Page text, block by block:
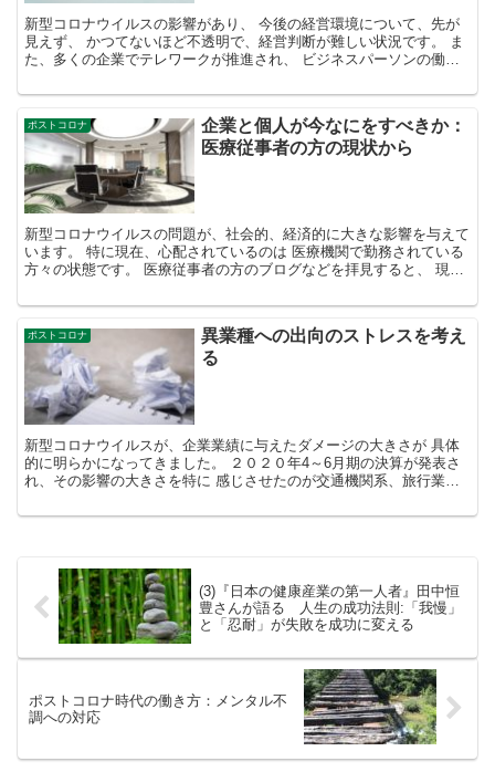
新型コロナウイルスの影響があり、 今後の経営環境について、先が
見えず、 かつてないほど不透明で、経営判断が難しい状況です。 ま
た、多くの企業でテレワークが推進され、 ビジネスパーソンの働き
ポストコロナ
企業と個人が今なにをすべきか：
医療従事者の方の現状から
新型コロナウイルスの問題が、社会的、経済的に大きな影響を与えて
います。 特に現在、心配されているのは 医療機関で勤務されている
方々の状態です。 医療従事者の方のブログなどを拝見すると、 現場
ポストコロナ
異業種への出向のストレスを考え
る
新型コロナウイルスが、企業業績に与えたダメージの大きさが 具体
的に明らかになってきました。 ２０２０年4～6月期の決算が発表さ
れ、その影響の大きさを特に 感じさせたのが交通機関系、旅行業、
(3)『日本の健康産業の第一人者』田中恒
豊さんが語る 人生の成功法則:「我慢」
と「忍耐」が失敗を成功に変える
ポストコロナ時代の働き方：メンタル不
調への対応